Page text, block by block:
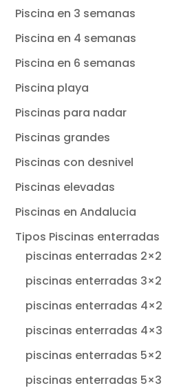
Piscina en 3 semanas
Piscina en 4 semanas
Piscina en 6 semanas
Piscina playa
Piscinas para nadar
Piscinas grandes
Piscinas con desnivel
Piscinas elevadas
Piscinas en Andalucia
Tipos Piscinas enterradas
piscinas enterradas 2×2
piscinas enterradas 3×2
piscinas enterradas 4×2
piscinas enterradas 4×3
piscinas enterradas 5×2
piscinas enterradas 5×3